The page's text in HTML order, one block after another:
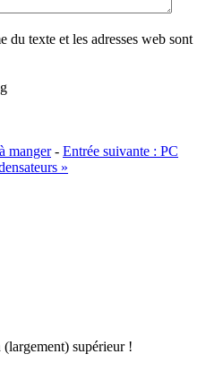
texte et les adresses web sont
manger - Entrée suivante : PC
»
supérieur !